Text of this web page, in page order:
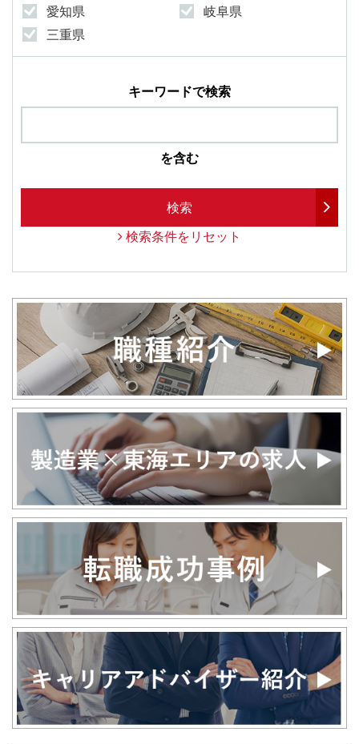
愛知県
岐阜県
三重県
キーワードで検索
を含む
検索
検索条件をリセット